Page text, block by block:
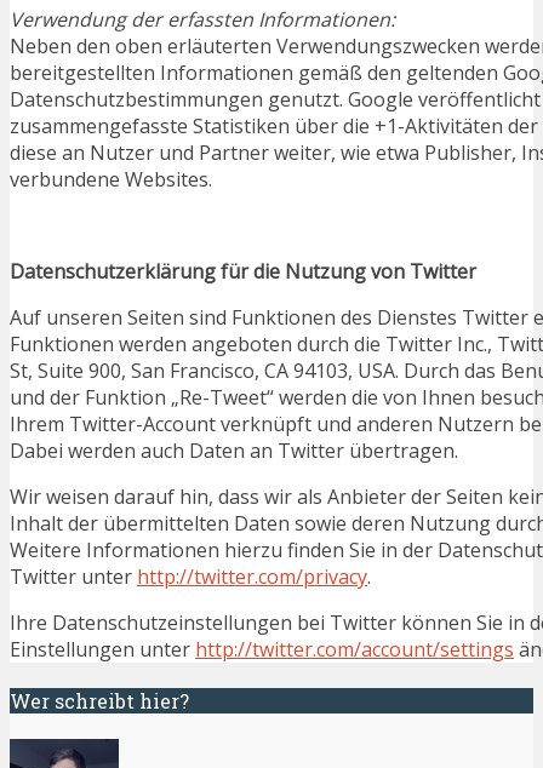
Verwendung der erfassten Informationen:
Neben den oben erläuterten Verwendungszwecken
bereitgestellten Informationen gemäß den geltenden
Datenschutzbestimmungen genutzt. Google
zusammengefasste Statistiken über die +1-Aktivitäten
diese an Nutzer und Partner weiter, wie etwa Publisher,
verbundene Websites.
Datenschutzerklärung für die Nutzung von Twitter
Auf unseren Seiten sind Funktionen des Dienstes Twitter
Funktionen werden angeboten durch die Twitter Inc.,
St, Suite 900, San Francisco, CA 94103, USA. Durch das
und der Funktion „Re-Tweet“ werden die von Ihnen
Ihrem Twitter-Account verknüpft und anderen Nutzern
Dabei werden auch Daten an Twitter übertragen.
Wir weisen darauf hin, dass wir als Anbieter der Seiten
Inhalt der übermittelten Daten sowie deren Nutzung
Weitere Informationen hierzu finden Sie in der
Twitter unter http://twitter.com/privacy.
Ihre Datenschutzeinstellungen bei Twitter können Sie in
Einstellungen unter http://twitter.com/account/settings
Wer schreibt hier?